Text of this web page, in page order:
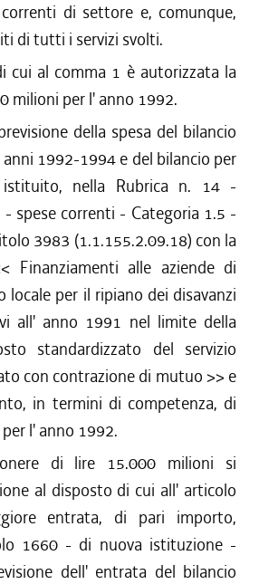
di settore e, comunque,
di tutti i servizi svolti.
cui al comma 1 è autorizzata la
milioni per l' anno 1992.
della spesa del bilancio
1992-1994 e del bilancio per
nella Rubrica n. 14 -
spese correnti - Categoria 1.5 -
3983 (1.1.155.2.09.18) con la
Finanziamenti alle aziende di
per il ripiano dei disavanzi
all' anno 1991 nel limite della
standardizzato del servizio
con contrazione di mutuo >> e
in termini di competenza, di
l' anno 1992.
di lire 15.000 milioni si
al disposto di cui all' articolo
entrata, di pari importo,
1660 - di nuova istituzione -
dell' entrata del bilancio